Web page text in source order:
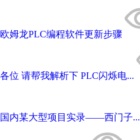
欧姆龙PLC编程软件更新步骤
各位 请帮我解析下 PLC闪烁电...
国内某大型项目实录——西门子...